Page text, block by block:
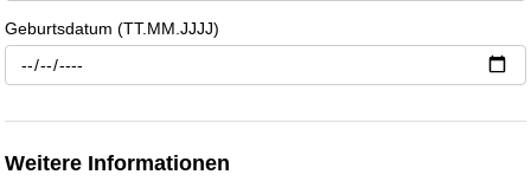
Geburtsdatum (TT.MM.JJJJ)
Weitere Informationen